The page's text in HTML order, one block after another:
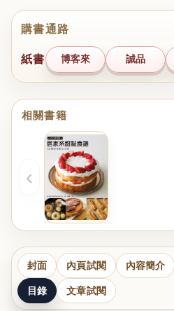
購書通路
紙書 博客來 誠品
相關書籍
‹
封面 內頁試閱 內容簡介
目錄 文章試閱